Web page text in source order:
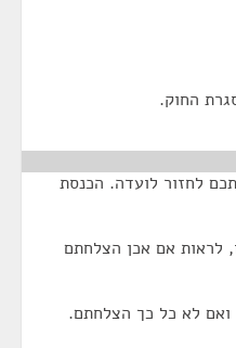
החוק.
לחזור לועדה. הכנסת
לראות אם אכן הצלחתם
ואם לא כל כך הצלחתם.